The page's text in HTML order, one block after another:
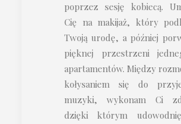
poprzez sesję kobiecą.
Cię na makijaż, który
Twoją urodę, a później
pięknej przestrzeni
apartamentów. Między
kołysaniem się do
muzyki, wykonam Ci
dzięki którym